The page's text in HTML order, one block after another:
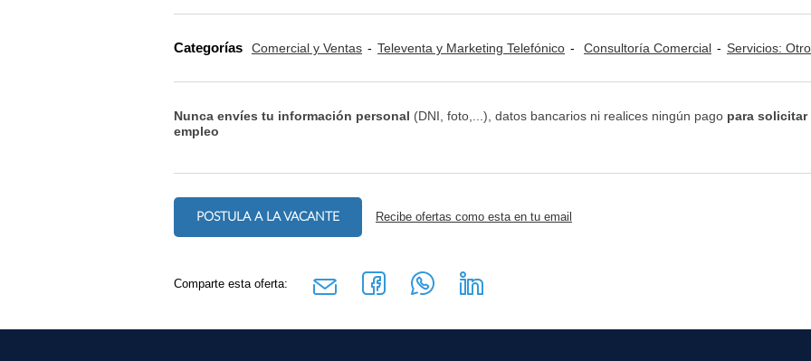
Categorías Comercial y Ventas Televenta y Marketing Telefónico Consultoría Comercial Servicios:
Nunca envíes tu información personal (DNI, foto,...), datos bancarios ni realices ningún pago para solicitar
empleo
POSTULA A LA VACANTE Recibe ofertas como esta en tu email
Comparte esta oferta: